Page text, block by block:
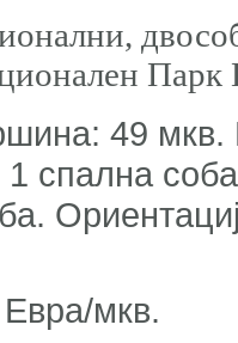
Парк
49 мкв.
1 спална
мкв.